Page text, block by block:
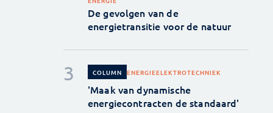
De gevolgen van de
energietransitie voor de natuur
COLUMN ENERGIEELEKTROTECHNIEK
'Maak van dynamische
energiecontracten de standaard'